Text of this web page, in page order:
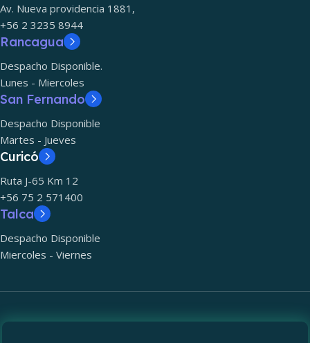
Av. Nueva providencia 1881,
+56 2 3235 8944
Rancagua
Despacho Disponible.
Lunes - Miercoles
San Fernando
Despacho Disponible
Martes - Jueves
Curicó
Ruta J-65 Km 12
+56 75 2 571400
Talca
Despacho Disponible
Miercoles - Viernes